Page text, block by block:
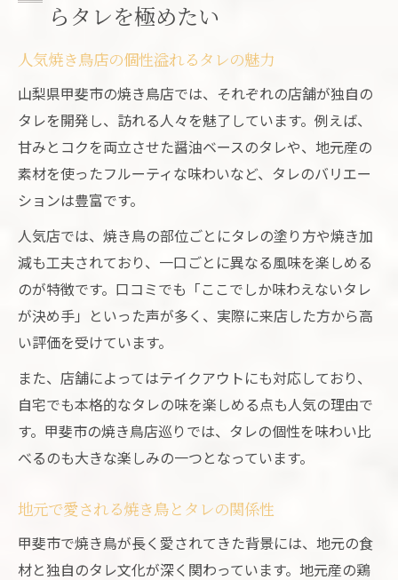
らタレを極めたい
人気焼き鳥店の個性溢れるタレの魅力
山梨県甲斐市の焼き鳥店では、それぞれの店舗が独自の
タレを開発し、訪れる人々を魅了しています。例えば、
甘みとコクを両立させた醤油ベースのタレや、地元産の
素材を使ったフルーティな味わいなど、タレのバリエー
ションは豊富です。
人気店では、焼き鳥の部位ごとにタレの塗り方や焼き加
減も工夫されており、一口ごとに異なる風味を楽しめる
のが特徴です。口コミでも「ここでしか味わえないタレ
が決め手」といった声が多く、実際に来店した方から高
い評価を受けています。
また、店舗によってはテイクアウトにも対応しており、
自宅でも本格的なタレの味を楽しめる点も人気の理由で
す。甲斐市の焼き鳥店巡りでは、タレの個性を味わい比
べるのも大きな楽しみの一つとなっています。
地元で愛される焼き鳥とタレの関係性
甲斐市で焼き鳥が長く愛されてきた背景には、地元の食
材と独自のタレ文化が深く関わっています。地元産の鶏